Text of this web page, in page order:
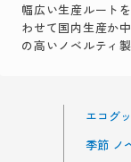
幅広い生産ルート
わせて国内生産か
の高いノベルティ
エコグ
季節 ノ